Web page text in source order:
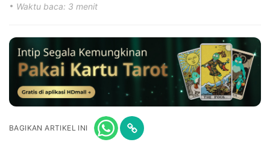
Waktu baca: 3 menit
BAGIKAN ARTIKEL INI